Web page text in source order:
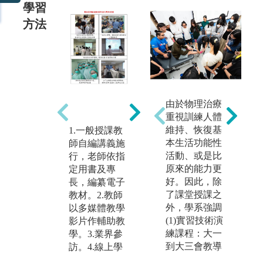
學習
方法
1.一般授課教
師自編講義施
行，老師依指
定用書及專
長，編纂電子
教材。2.教師
以多媒體教學
影片作輔助教
學。3.業界參
訪。4.線上學
使用moodle數
線上師生互動
式學習平台，
教師將授課內
容教材上網站
公布，學生可
直接下載作課
前預習或課後
複習。
圖解:配合mood
le數位系統上
課。
由於物理治療
重視訓練人體
維持、恢復基
本生活功能性
活動、或是比
原來的能力更
好。因此，除
了課堂授課之
外，學系強調
(1)實習技術演
練課程：大一
到大三會教導